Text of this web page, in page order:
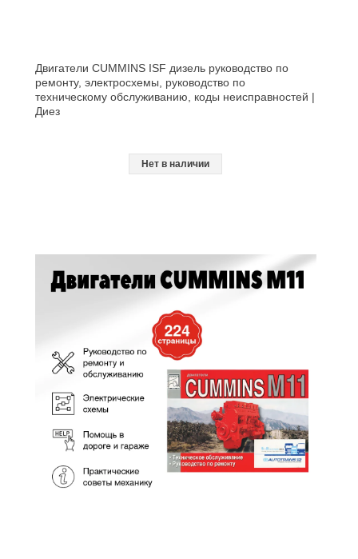
Двигатели CUMMINS ISF дизель руководство по
ремонту, электросхемы, руководство по
техническому обслуживанию, коды неисправностей |
Диез
Нет в наличии